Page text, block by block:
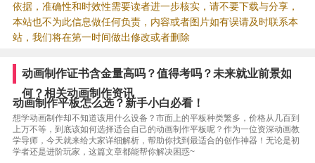
依据，准确性和时效性需要读者进一步核实，请不要下载与分享，
本站也不为此信息做任何负责，内容或者图片如有误请及时联系本
站，我们将在第一时间做出修改或者删除
动画制作证书含金量高吗？值得考吗？未来就业前景如
何？相关动画制作资讯
动画制作平板怎么选？新手小白必看！
想学动画制作却不知道该用什么设备？市面上的平板种类繁多，价格从几百到
上万不等，到底该如何选择适合自己的动画制作平板呢？作为一位资深动画教
学导师，今天就来给大家详细解析，帮助你找到最适合的创作神器！无论是初
学者还是进阶玩家，这篇文章都能帮你解决困惑~